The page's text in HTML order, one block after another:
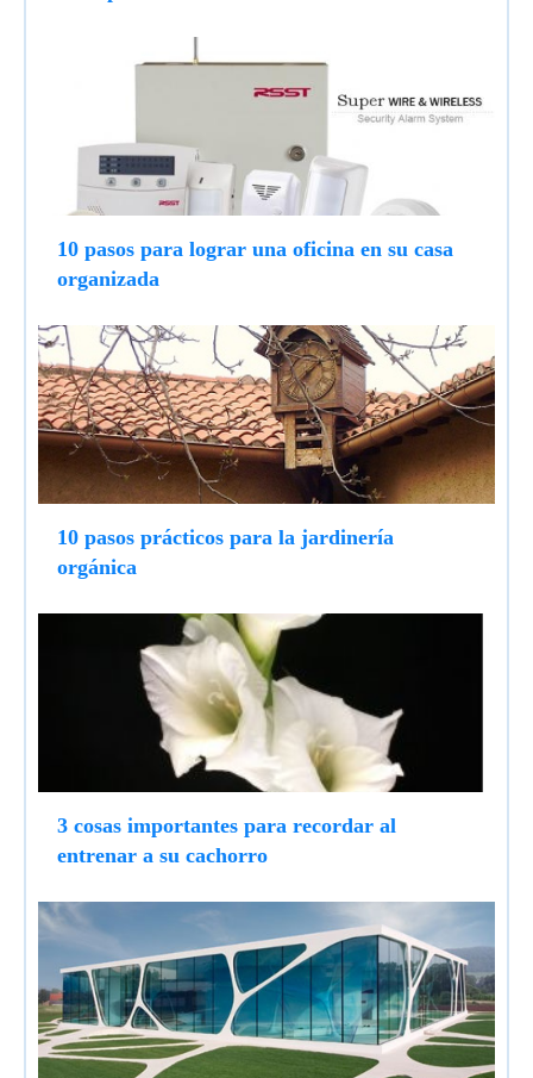
10 pasos para lograr una oficina en su casa
organizada
10 pasos prácticos para la jardinería
orgánica
3 cosas importantes para recordar al
entrenar a su cachorro